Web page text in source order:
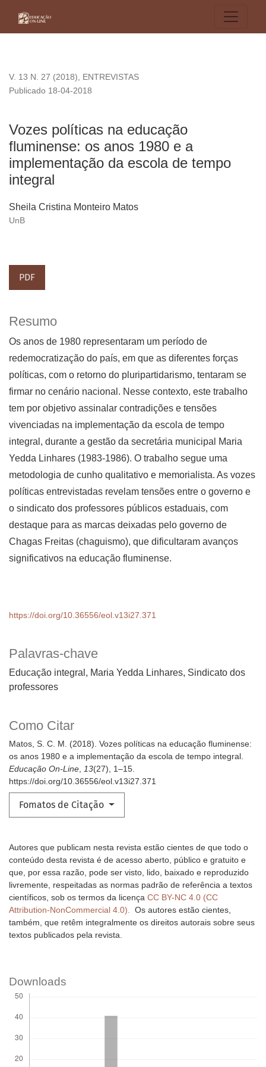
V. 13 N. 27 (2018), ENTREVISTAS
Vozes políticas na educação
fluminense: os anos 1980 e a
implementação da escola de tempo
integral
Publicado 18-04-2018
Sheila Cristina Monteiro Matos
UnB
PDF
Palavras-chave
Educação integral, Maria Yedda Linhares, Sindicato dos
professores
Como Citar
Matos, S. C. M. (2018). Vozes políticas na educação fluminense:
os anos 1980 e a implementação da escola de tempo integral.
Educação On-Line, 13(27), 1–15.
https://doi.org/10.36556/eol.v13i27.371
Fomatos de Citação
Resumo
Os anos de 1980 representaram um período de
redemocratização do país, em que as diferentes forças
políticas, com o retorno do pluripartidarismo, tentaram se
firmar no cenário nacional. Nesse contexto, este trabalho
tem por objetivo assinalar contradições e tensões
vivenciadas na implementação da escola de tempo
integral, durante a gestão da secretária municipal Maria
Yedda Linhares (1983-1986). O trabalho segue uma
metodologia de cunho qualitativo e memorialista. As vozes
políticas entrevistadas revelam tensões entre o governo e
o sindicato dos professores públicos estaduais, com
destaque para as marcas deixadas pelo governo de
Chagas Freitas (chaguismo), que dificultaram avanços
significativos na educação fluminense.
https://doi.org/10.36556/eol.v13i27.371
Autores que publicam nesta revista estão cientes de que todo o
conteúdo desta revista é de acesso aberto, público e gratuito e
que, por essa razão, pode ser visto, lido, baixado e reproduzido
livremente, respeitadas as normas padrão de referência a textos
científicos, sob os termos da licença CC BY-NC 4.0 (CC
Attribution-NonCommercial 4.0). Os autores estão cientes,
também, que retêm integralmente os direitos autorais sobre seus
textos publicados pela revista.
Downloads